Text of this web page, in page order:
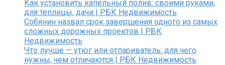
Как установить капельный полив: своими руками,
для теплицы, дачи | РБК Недвижимость
Собянин назвал срок завершения одного из самых
сложных дорожных проектов | РБК
Недвижимость
Что лучше — утюг или отпариватель: для чего
нужны, чем отличаются | РБК Недвижимость